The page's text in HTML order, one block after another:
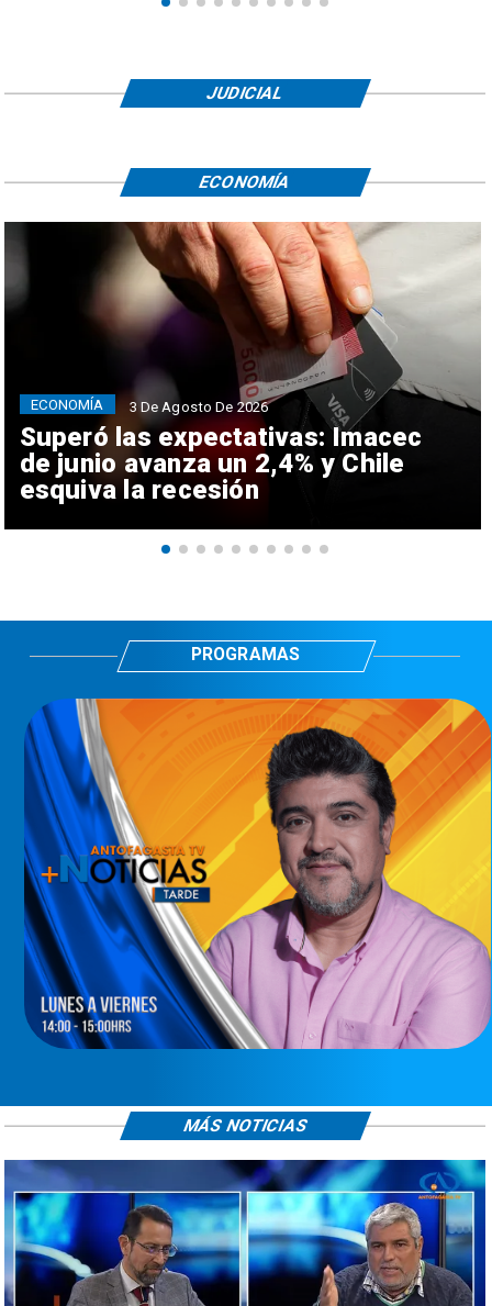
JUDICIAL
Superó las expectativas: Imacec
de junio avanza un 2,4% y Chile
esquiva la recesión
ECONOMÍA 3 De Agosto De 2026
ECONOMÍA
PROGRAMAS
MÁS NOTICIAS